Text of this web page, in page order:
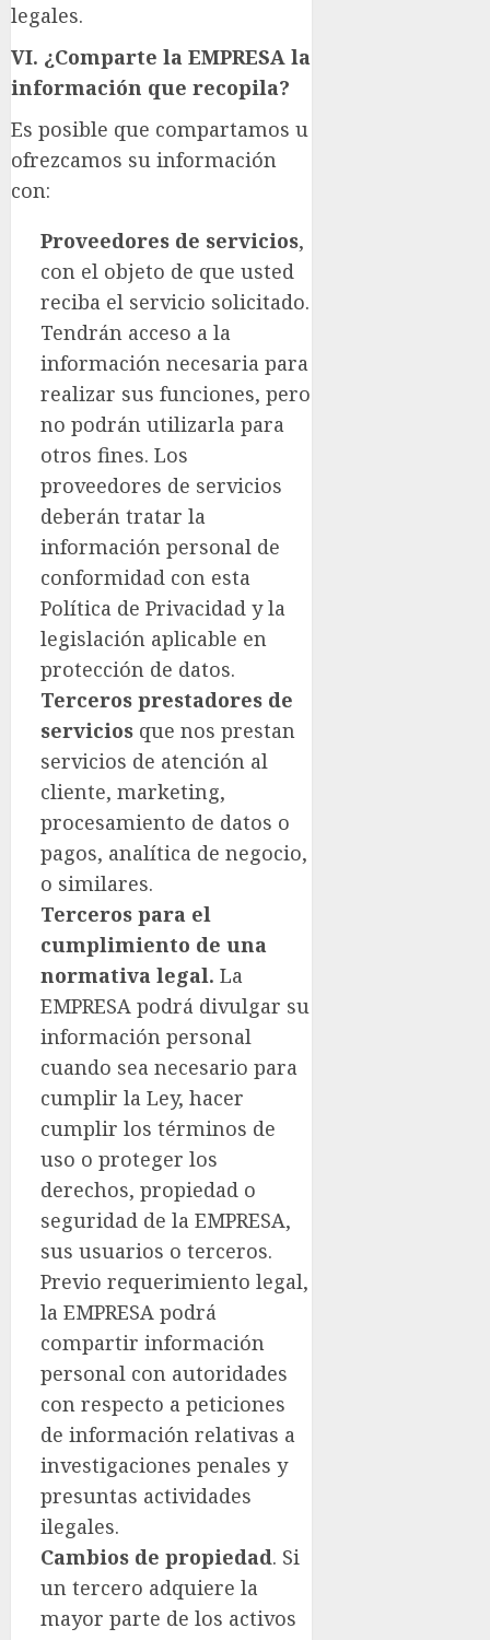
legales.
VI. ¿Comparte la EMPRESA la
información que recopila?
Es posible que compartamos u
ofrezcamos su información
con:
Proveedores de servicios,
con el objeto de que usted
reciba el servicio solicitado.
Tendrán acceso a la
información necesaria para
realizar sus funciones, pero
no podrán utilizarla para
otros fines. Los
proveedores de servicios
deberán tratar la
información personal de
conformidad con esta
Política de Privacidad y la
legislación aplicable en
protección de datos.
Terceros prestadores de
servicios que nos prestan
servicios de atención al
cliente, marketing,
procesamiento de datos o
pagos, analítica de negocio,
o similares.
Terceros para el
cumplimiento de una
normativa legal. La
EMPRESA podrá divulgar su
información personal
cuando sea necesario para
cumplir la Ley, hacer
cumplir los términos de
uso o proteger los
derechos, propiedad o
seguridad de la EMPRESA,
sus usuarios o terceros.
Previo requerimiento legal,
la EMPRESA podrá
compartir información
personal con autoridades
con respecto a peticiones
de información relativas a
investigaciones penales y
presuntas actividades
ilegales.
Cambios de propiedad. Si
un tercero adquiere la
mayor parte de los activos